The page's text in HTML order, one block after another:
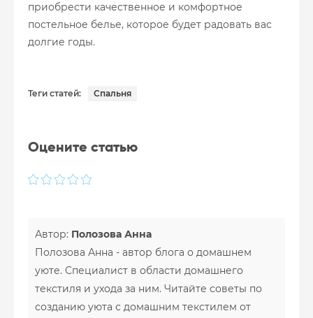
приобрести качественное и комфортное
постельное белье, которое будет радовать вас
долгие годы.
Теги статей: Спальня
Оцените статью
Автор: Полозова Анна
Полозова Анна - автор блога о домашнем
уюте. Специалист в области домашнего
текстиля и ухода за ним. Читайте советы по
созданию уюта с домашним текстилем от